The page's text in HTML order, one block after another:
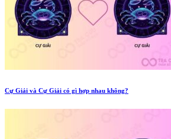
Cự Giải và Cự Giải có gì hợp nhau không?